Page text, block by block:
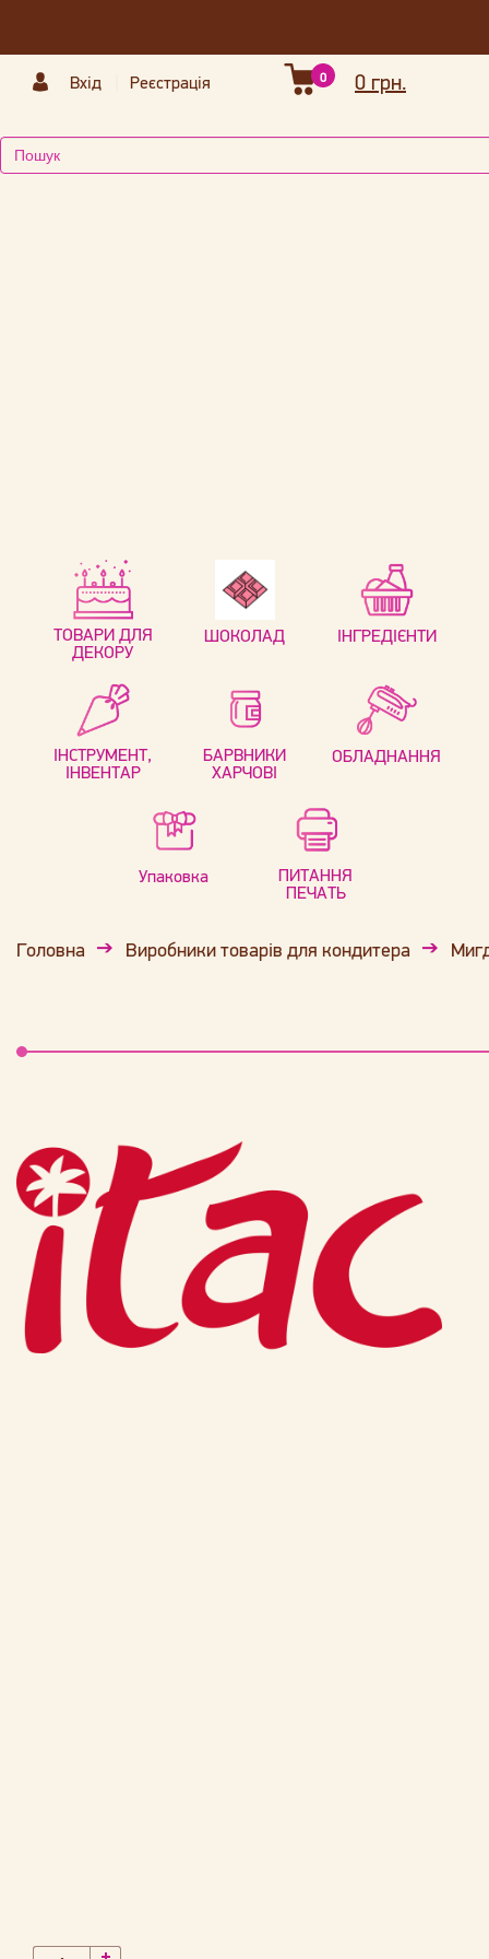
Вхід Реєстрація 0 грн.
0
ТОВАРИ ДЛЯ
ДЕКОРУ
ШОКОЛАД ІНГРЕДІЄНТИ
ІНСТРУМЕНТ,
ІНВЕНТАР
БАРВНИКИ
ХАРЧОВІ
ОБЛАДНАННЯ
Упаковка
ПИТАННЯ
ПЕЧАТЬ
Головна Виробники товарів для кондитера